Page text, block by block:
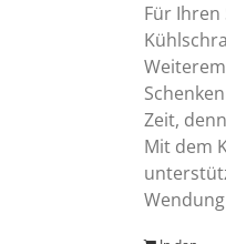
Für
Zeit,
Mit dem